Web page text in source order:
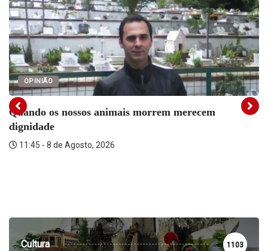
OPINIÃO
Quando os nossos animais morrem merecem
dignidade
11:45 - 8 de Agosto, 2026
Cultura 1103